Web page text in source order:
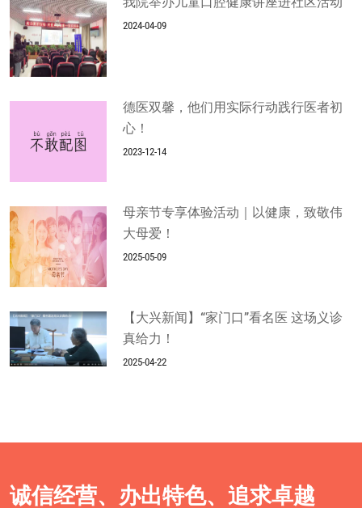
2024-04-09
德医双馨，他们用实际行动践行医者初
心！
2023-12-14
母亲节专享体验活动｜以健康，致敬伟
大母爱！
2025-05-09
【大兴新闻】“家门口”看名医 这场义诊
真给力！
2025-04-22
诚信经营、办出特色、追求卓越